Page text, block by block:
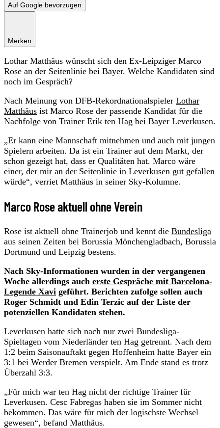
Auf Google bevorzugen
Merken
Lothar Matthäus wünscht sich den Ex-Leipziger Marco
Rose an der Seitenlinie bei Bayer. Welche Kandidaten sind
noch im Gespräch?
Nach Meinung von DFB-Rekordnationalspieler Lothar
Matthäus ist Marco Rose der passende Kandidat für die
Nachfolge von Trainer Erik ten Hag bei Bayer Leverkusen.
„Er kann eine Mannschaft mitnehmen und auch mit jungen
Spielern arbeiten. Da ist ein Trainer auf dem Markt, der
schon gezeigt hat, dass er Qualitäten hat. Marco wäre
einer, der mir an der Seitenlinie in Leverkusen gut gefallen
würde“, verriet Matthäus in seiner Sky-Kolumne.
Marco Rose aktuell ohne Verein
Rose ist aktuell ohne Trainerjob und kennt die Bundesliga
aus seinen Zeiten bei Borussia Mönchengladbach, Borussia
Dortmund und Leipzig bestens.
Nach Sky-Informationen wurden in der vergangenen
Woche allerdings auch erste Gespräche mit Barcelona-
Legende Xavi geführt. Berichten zufolge sollen auch
Roger Schmidt und Edin Terzic auf der Liste der
potenziellen Kandidaten stehen.
Leverkusen hatte sich nach nur zwei Bundesliga-
Spieltagen vom Niederländer ten Hag getrennt. Nach dem
1:2 beim Saisonauftakt gegen Hoffenheim hatte Bayer ein
3:1 bei Werder Bremen verspielt. Am Ende stand es trotz
Überzahl 3:3.
„Für mich war ten Hag nicht der richtige Trainer für
Leverkusen. Cesc Fabregas haben sie im Sommer nicht
bekommen. Das wäre für mich der logischste Wechsel
gewesen“, befand Matthäus.